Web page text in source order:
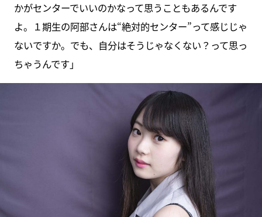
かがセンターでいいのかなって思うこともあるんです
よ。１期生の阿部さんは“絶対的センター”って感じじゃ
ないですか。でも、自分はそうじゃなくない？って思っ
ちゃうんです」